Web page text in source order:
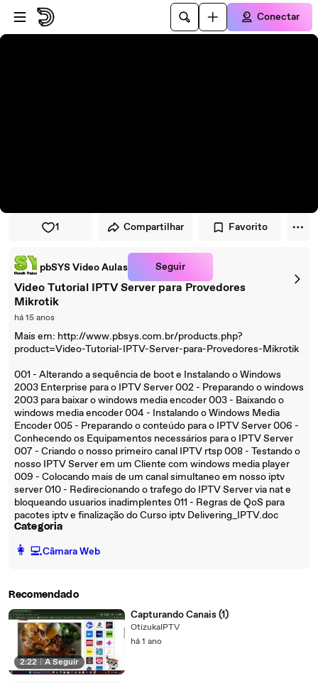
Pular para o player
Ir para o conteúdo principal
Conectar
1 Compartilhar Favorito
pbSYS Video Aulas Seguir
Video Tutorial IPTV Server para Provedores
Mikrotik
há 15 anos
Mais em: http://www.pbsys.com.br/products.php?
product=Video-Tutorial-IPTV-Server-para-Provedores-Mikrotik
001 - Alterando a sequência de boot e Instalando o Windows
2003 Enterprise para o IPTV Server 002 - Preparando o windows
2003 para baixar o windows media encoder 003 - Baixando o
windows media encoder 004 - Instalando o Windows Media
Encoder 005 - Preparando o conteúdo para o IPTV Server 006 -
Conhecendo os Equipamentos necessários para o IPTV Server
007 - Criando o nosso primeiro canal IPTV rtsp 008 - Testando o
nosso IPTV Server em um Cliente com windows media player
009 - Colocando mais de um canal simultaneo em nosso iptv
server 010 - Redirecionando o trafego do IPTV Server via nat e
bloqueando usuarios inadimplentes 011 - Regras de QoS para
pacotes iptv e finalização do Curso iptv Delivering_IPTV.doc
Categoria
️👩‍💻️Câmara Web
Recomendado
2:22 A Seguir
Capturando Canais (1)
OtizukaIPTV
há 1 ano